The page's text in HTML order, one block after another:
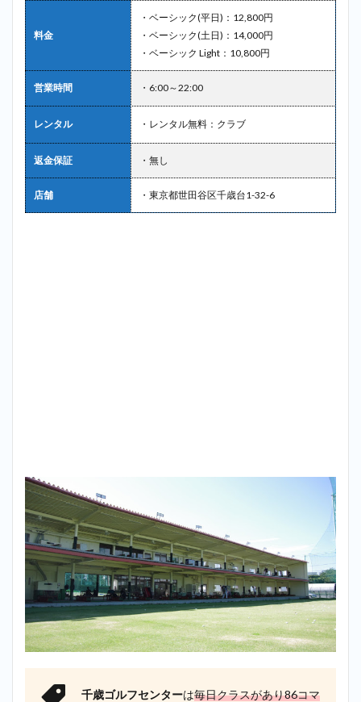
料金
・ベーシック(平日)：12,800円
・ベーシック(土日)：14,000円
・ベーシック Light：10,800円
営業時間 ・6:00～22:00
レンタル ・レンタル無料：クラブ
返金保証 ・無し
店舗 ・東京都世田谷区千歳台1-32-6
千歳ゴルフセンターは毎日クラスがあり86コマ